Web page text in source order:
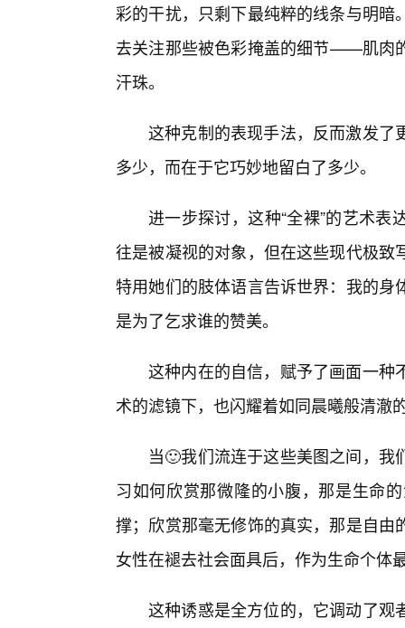
彩的干扰，只剩下最纯粹的线条与明
去关注那些被色彩掩盖的细节——肌肉
汗珠。
这种克制的表现手法，反而激发了
多少，而在于它巧妙地留白了多少。
进一步探讨，这种“全裸”的艺术
往是被凝视的对象，但在这些现代极
特用她们的肢体语言告诉世界：我的
是为了乞求谁的赞美。
这种内在的自信，赋予了画面一种
术的滤镜下，也闪耀着如同晨曦般清澈
当🙂我们流连于这些美图之间，
习如何欣赏那微隆的小腹，那是生命
撑；欣赏那毫无修饰的真实，那是自
女性在褪去社会面具后，作为生命个体
这种诱惑是全方位的，它调动了观